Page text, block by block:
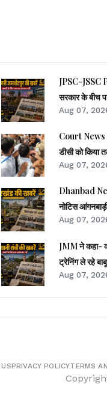
JPSC-JSSC
सरकार के बीच
Aug 07,
Court News : अवमानना मामले में हाईकोर्ट ने
डीसी को किया
Aug 07,
Dhanbad
नोटिस आंगनबाड़ी
आक्रोश
Aug 07,
JMM ने कहा-
ट्रेनिंग ले रहे
Aug 07,
PRIVACY POLICYTERMS